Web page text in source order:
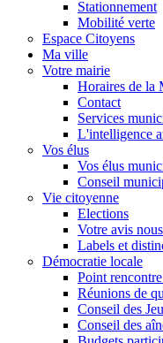
Stationnement
Mobilité verte
Espace Citoyens
Ma ville
Votre mairie
Horaires de la
Contact
Services
L'intelligence
Vos élus
Vos élus
Conseil
Vie citoyenne
Elections
Votre avis
Labels et
Démocratie locale
Point
Réunions de
Conseil des
Conseil des